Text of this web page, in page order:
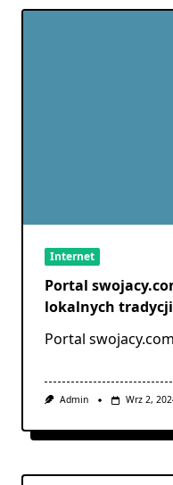
Internet
Portal
lokalnych tradycji
Portal
Admin Wrz 2,